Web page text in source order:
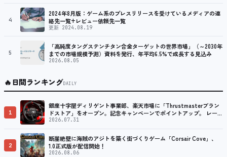
4
2024年8月版：ゲーム系のプレスリリースを受けているメディアの連
絡先一覧+レビュー依頼先一覧
更新 2024.08.19
5
「高純度タングステンチタン合金ターゲットの世界市場」（～2030年
までの市場規模予測）資料を発行、年平均6.5%で成長する見込み
2026.08.05
🔥日間ランキングDAILY
1
銀座十字屋ディリゲント事業部、楽天市場に「Thrustmasterブラン
ドストア」をオープン。記念キャンペーンでポイントアップ。 レーシ
ング／フライトシム向けコントローラーを中心に、幅広くラインナッ
2026.07.31
2
断崖絶壁に海賊のアジトを築く街づくりゲーム「Corsair Cove」、
1.0正式版が配信開始！
2026.08.06